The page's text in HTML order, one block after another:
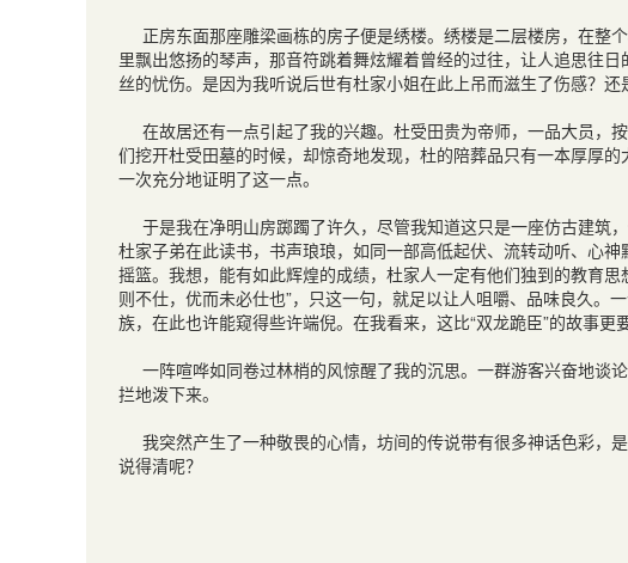
正房东面那座雕梁画栋的房子便是绣楼。绣楼是二层楼房，在整
里飘出悠扬的琴声，那音符跳着舞炫耀着曾经的过往，让人追思往
丝的忧伤。是因为我听说后世有杜家小姐在此上吊而滋生了伤感？
在故居还有一点引起了我的兴趣。杜受田贵为帝师，一品大员，
们挖开杜受田墓的时候，却惊奇地发现，杜的陪葬品只有一本厚厚
一次充分地证明了这一点。
于是我在净明山房踯躅了许久，尽管我知道这只是一座仿古建筑
杜家子弟在此读书，书声琅琅，如同一部高低起伏、流转动听、心
摇篮。我想，能有如此辉煌的成绩，杜家人一定有他们独到的教育
则不仕，优而未必仕也”，只这一句，就足以让人咀嚼、品味良久。
族，在此也许能窥得些许端倪。在我看来，这比“双龙跪臣”的故事更
一阵喧哗如同卷过林梢的风惊醒了我的沉思。一群游客兴奋地谈
拦地泼下来。
我突然产生了一种敬畏的心情，坊间的传说带有很多神话色彩，
说得清呢？